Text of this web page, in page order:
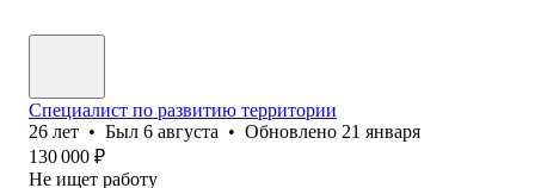
Специалист по развитию территории
26 лет • Был 6 августа • Обновлено 21 января
130 000 ₽
Не ищет работу